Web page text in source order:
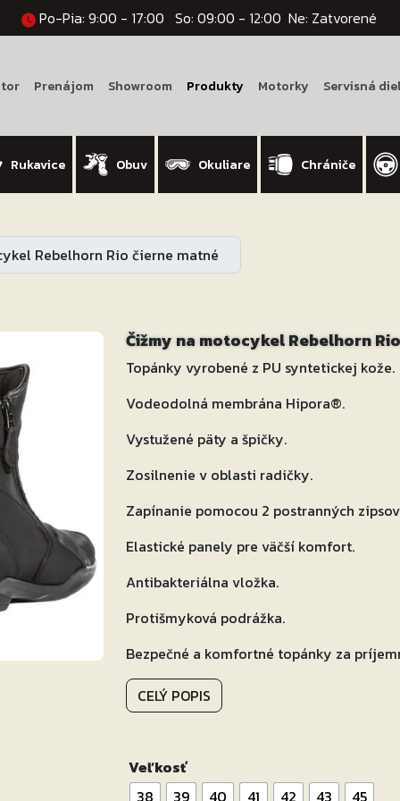
Po-Pia: 9:00 - 17:00 So: 09:00 - 12:00 Ne: Zatvorené
Prenájom Showroom Produkty Motorky Servisná
Rukavice Obuv Okuliare Chrániče
Rebelhorn Rio čierne matné
Čižmy na motocykel Rebelhorn
Topánky vyrobené z PU syntetickej kože.
Vodeodolná membrána Hipora®.
Vystužené päty a špičky.
Zosilnenie v oblasti radičky.
Zapínanie pomocou 2 postranných
Elastické panely pre väčší komfort.
Antibakteriálna vložka.
Protišmyková podrážka.
Bezpečné a komfortné topánky za
CELÝ POPIS
Veľkosť
38
39 40 41 42 43
45